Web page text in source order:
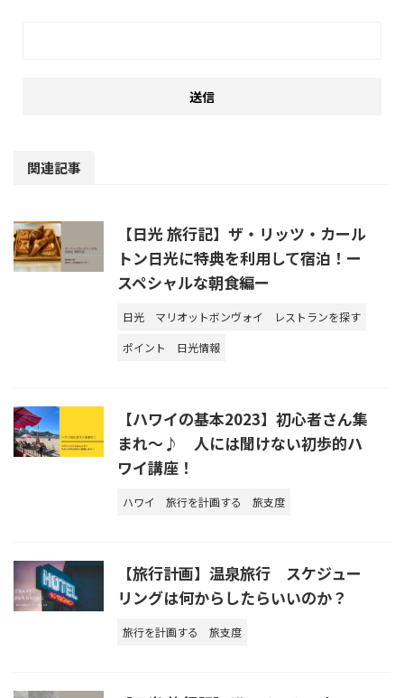
関連記事
【日光 旅行記】ザ・リッツ・カール
トン日光に特典を利用して宿泊！ー
スペシャルな朝食編ー
日光 マリオットボンヴォイ
レストランを探す
ポイント
日光情報
【ハワイの基本2023】初心者さん集
まれ～♪ 人には聞けない初歩的ハ
ワイ講座！
ハワイ 旅行を計画する 旅支度
【旅行計画】温泉旅行 スケジュー
リングは何からしたらいいのか？
旅行を計画する 旅支度